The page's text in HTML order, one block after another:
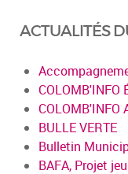
ACTUALITÉS
COLOMB'INFO
COLOMB'INFO
BULLE VERTE
Bulletin
BAFA, Projet